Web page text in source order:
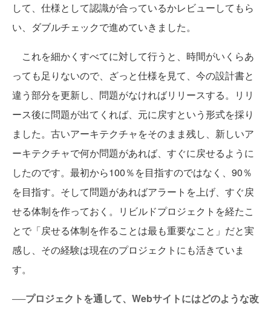
して、仕様として認識が合っているかレビューしてもら
い、ダブルチェックで進めていきました。
これを細かくすべてに対して行うと、時間がいくらあ
っても足りないので、ざっと仕様を見て、今の設計書と
違う部分を更新し、問題がなければリリースする。リリ
ース後に問題が出てくれば、元に戻すという形式を採り
ました。古いアーキテクチャをそのまま残し、新しいア
ーキテクチャで何か問題があれば、すぐに戻せるように
したのです。最初から100％を目指すのではなく、90％
を目指す。そして問題があればアラートを上げ、すぐ戻
せる体制を作っておく。リビルドプロジェクトを経たこ
とで「戻せる体制を作ることは最も重要なこと」だと実
感し、その経験は現在のプロジェクトにも活きていま
す。
──プロジェクトを通して、Webサイトにはどのような改